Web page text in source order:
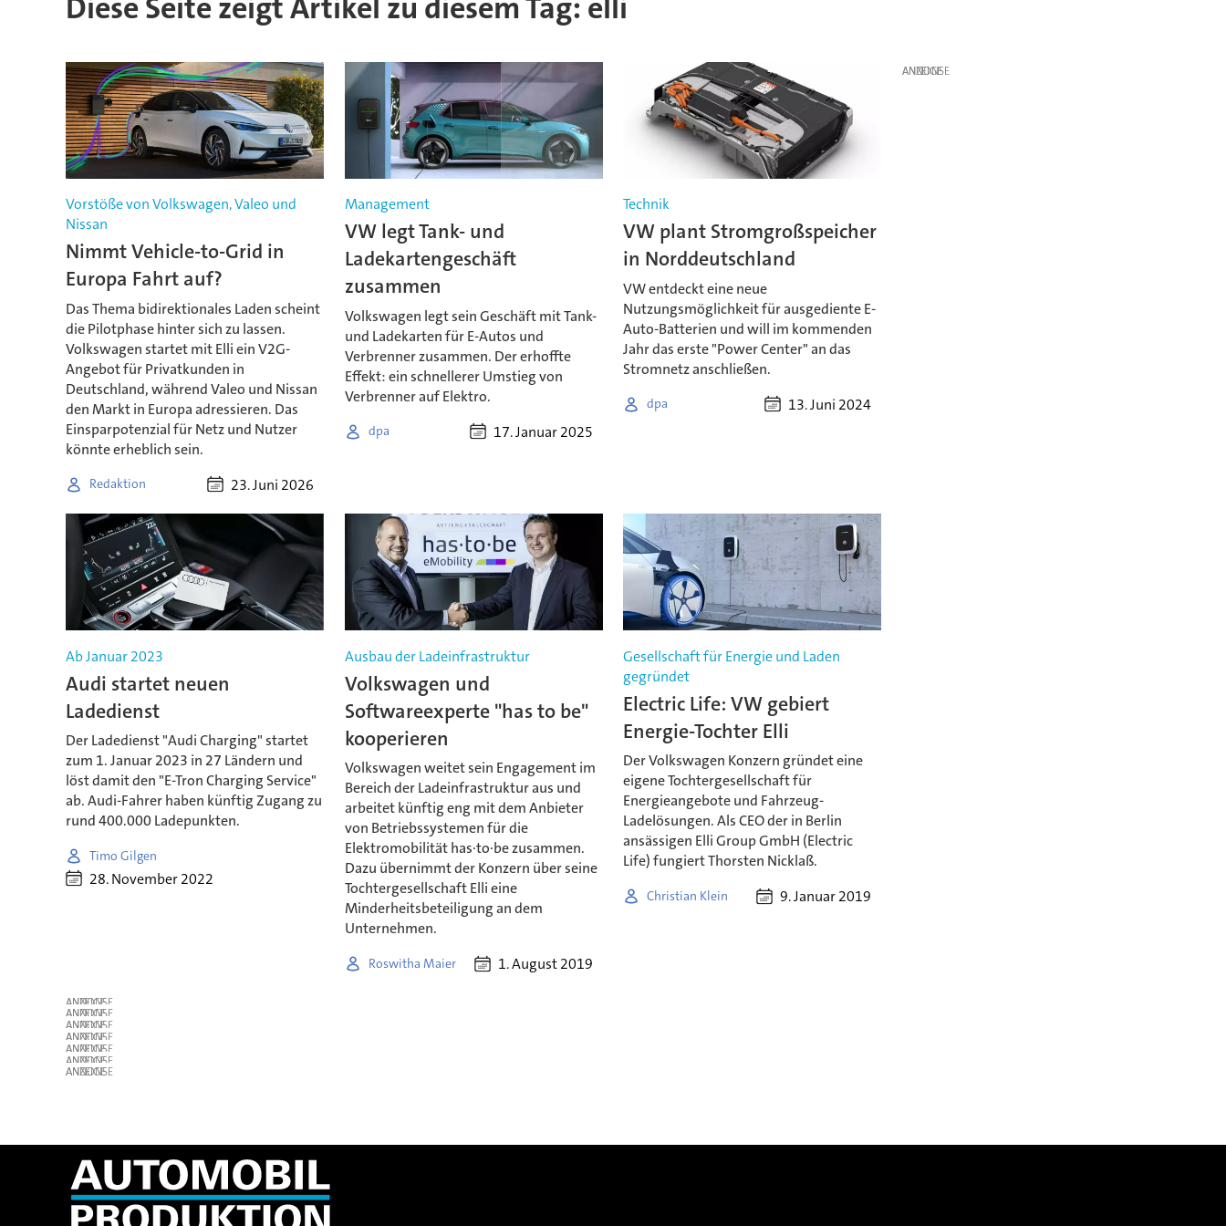
Diese Seite zeigt Artikel zu diesem Tag: elli
Vorstöße von Volkswagen, Valeo und
Nissan
Nimmt Vehicle-to-Grid in
Europa Fahrt auf?
Das Thema bidirektionales Laden scheint
die Pilotphase hinter sich zu lassen.
Volkswagen startet mit Elli ein V2G-
Angebot für Privatkunden in
Deutschland, während Valeo und Nissan
den Markt in Europa adressieren. Das
Einsparpotenzial für Netz und Nutzer
könnte erheblich sein.
Redaktion 23. Juni 2026
Management
VW legt Tank- und
Ladekartengeschäft
zusammen
Volkswagen legt sein Geschäft mit Tank-
und Ladekarten für E-Autos und
Verbrenner zusammen. Der erhoffte
Effekt: ein schnellerer Umstieg von
Verbrenner auf Elektro.
dpa 17. Januar 2025
Technik
VW plant Stromgroßspeicher
in Norddeutschland
VW entdeckt eine neue
Nutzungsmöglichkeit für ausgediente E-
Auto-Batterien und will im kommenden
Jahr das erste "Power Center" an das
Stromnetz anschließen.
dpa 13. Juni 2024
ANZEIGE
Ab Januar 2023
Audi startet neuen
Ladedienst
Der Ladedienst "Audi Charging" startet
zum 1. Januar 2023 in 27 Ländern und
löst damit den "E-Tron Charging Service"
ab. Audi-Fahrer haben künftig Zugang zu
rund 400.000 Ladepunkten.
Timo Gilgen
28. November 2022
Ausbau der Ladeinfrastruktur
Volkswagen und
Softwareexperte "has to be"
kooperieren
Volkswagen weitet sein Engagement im
Bereich der Ladeinfrastruktur aus und
arbeitet künftig eng mit dem Anbieter
von Betriebssystemen für die
Elektromobilität has·to·be zusammen.
Dazu übernimmt der Konzern über seine
Tochtergesellschaft Elli eine
Minderheitsbeteiligung an dem
Unternehmen.
Roswitha Maier 1. August 2019
Gesellschaft für Energie und Laden
gegründet
Electric Life: VW gebiert
Energie-Tochter Elli
Der Volkswagen Konzern gründet eine
eigene Tochtergesellschaft für
Energieangebote und Fahrzeug-
Ladelösungen. Als CEO der in Berlin
ansässigen Elli Group GmbH (Electric
Life) fungiert Thorsten Nicklaß.
Christian Klein 9. Januar 2019
ANZEIGE
ANZEIGE
ANZEIGE
ANZEIGE
ANZEIGE
ANZEIGE
ANZEIGE